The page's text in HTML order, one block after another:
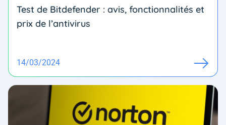
Test de Bitdefender : avis, fonctionnalités et
prix de l’antivirus
14/03/2024